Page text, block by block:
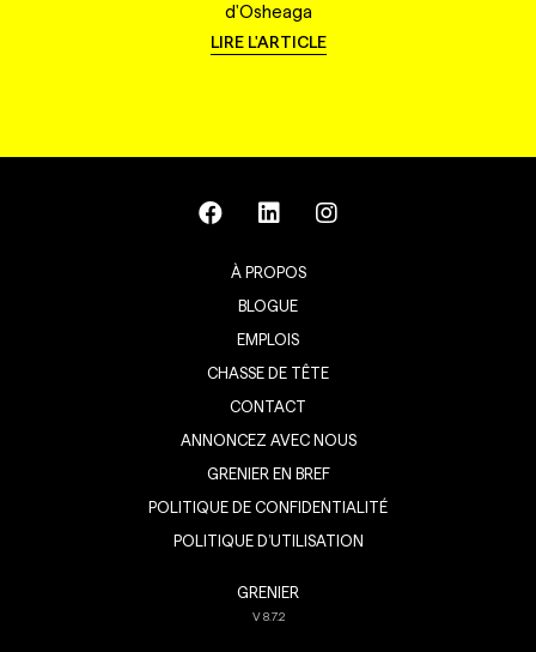
d'Osheaga
LIRE L'ARTICLE
À PROPOS
BLOGUE
EMPLOIS
CHASSE DE TÊTE
CONTACT
ANNONCEZ AVEC NOUS
GRENIER EN BREF
POLITIQUE DE CONFIDENTIALITÉ
POLITIQUE D’UTILISATION
GRENIER
V8.7.2